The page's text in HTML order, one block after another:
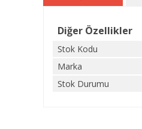
Diğer Özellikler
Stok Kodu
Marka
Stok Durumu